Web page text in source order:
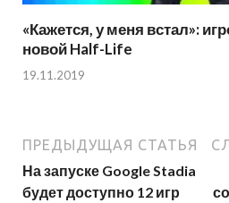
«Кажется, у меня встал»:
новой Half-Life
19.11.2019
ПРЕДЫДУЩАЯ СТАТЬЯ
На запуске Google Stadia
будет доступно 12 игр